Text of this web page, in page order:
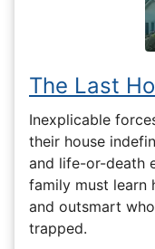
The Last
Inexplicable
their house
and life-or-death
family must learn
and outsmart
trapped.